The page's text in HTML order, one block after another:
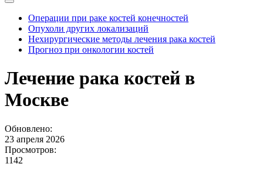
Операции при раке костей конечностей
Опухоли других локализаций
Нехирургические методы лечения рака костей
Прогноз при онкологии костей
Лечение рака костей в
Москве
Обновлено:
23 апреля 2026
Просмотров:
1142